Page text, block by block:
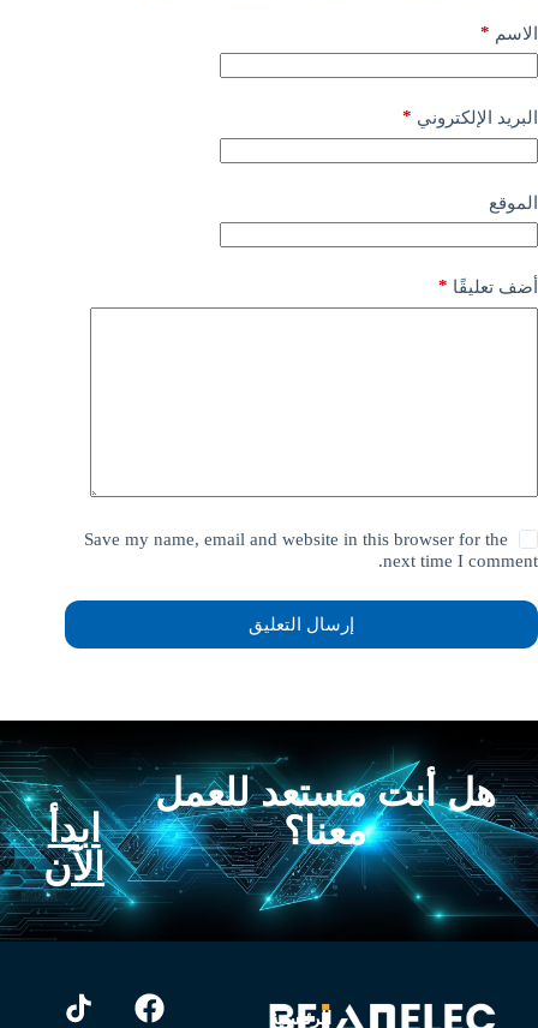
الاسم *
البريد الإلكتروني *
الموقع
أضف تعليقًا *
Save my name, email and website in this browser for the
next time I comment.
إرسال التعليق
هل أنت مستعد للعمل
معنا؟ ابدأ
الآن
الرئيسية